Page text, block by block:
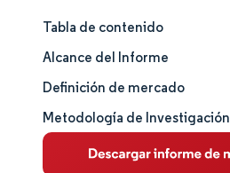
Tamaño y cuota de mercado
Análisis de mercado
Tendencias e ideas
Análisis de segmentos
Tabla de contenido
Alcance del Informe
Definición de mercado
Metodología de Investigación